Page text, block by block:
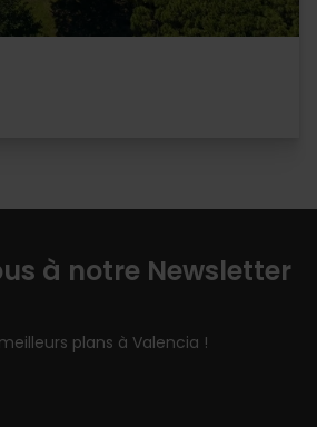
à notre Newsletter
plans à Valencia !